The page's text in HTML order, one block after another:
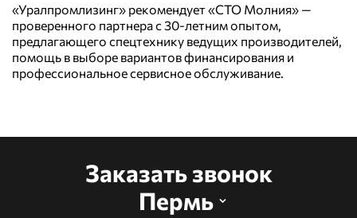
«Уралпромлизинг» рекомендует «СТО Молния» —
проверенного партнера с 30-летним опытом,
предлагающего спецтехнику ведущих производителей,
помощь в выборе вариантов финансирования и
профессиональное сервисное обслуживание.
Заказать звонок
Пермь